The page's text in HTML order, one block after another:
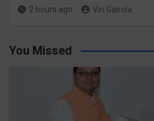
2 hours ago Viri Gairola
You Missed